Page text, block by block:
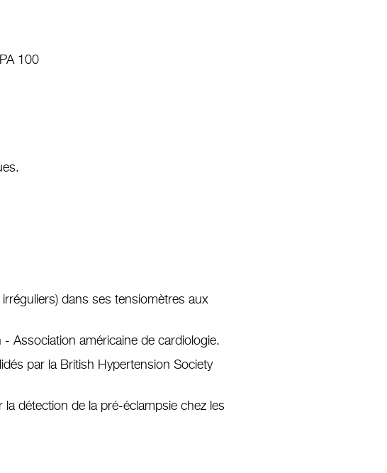
100
dans ses tensiomètres aux
Association américaine de cardiologie.
par la British Hypertension Society
détection de la pré-éclampsie chez les